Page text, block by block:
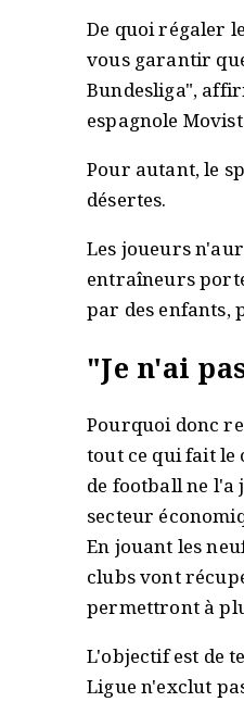
De quoi régaler
vous garantir
Bundesliga",
espagnole
Pour autant, le
désertes.
Les joueurs
entraîneurs
par des enfants,
"Je n'ai
Pourquoi donc
tout ce qui fait le
de football ne l'a
secteur
En jouant les
clubs vont
permettront à
L'objectif est de
Ligue n'exclut